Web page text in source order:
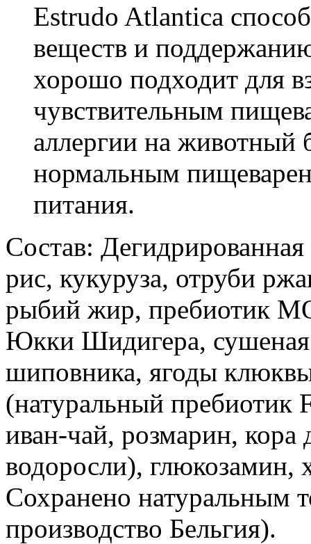
Estrudo Atlantica
веществ и
хорошо подходит для
чувствительным
аллергии на животный
нормальным
питания.
Состав:
рис, кукуруза, отруби
рыбий жир, пребиотик
Юкки Шидигера,
шиповника, ягоды
(натуральный пребиотик
иван-чай, розмарин,
водоросли), глюкозамин,
Сохранено натуральным
производство Бельгия).